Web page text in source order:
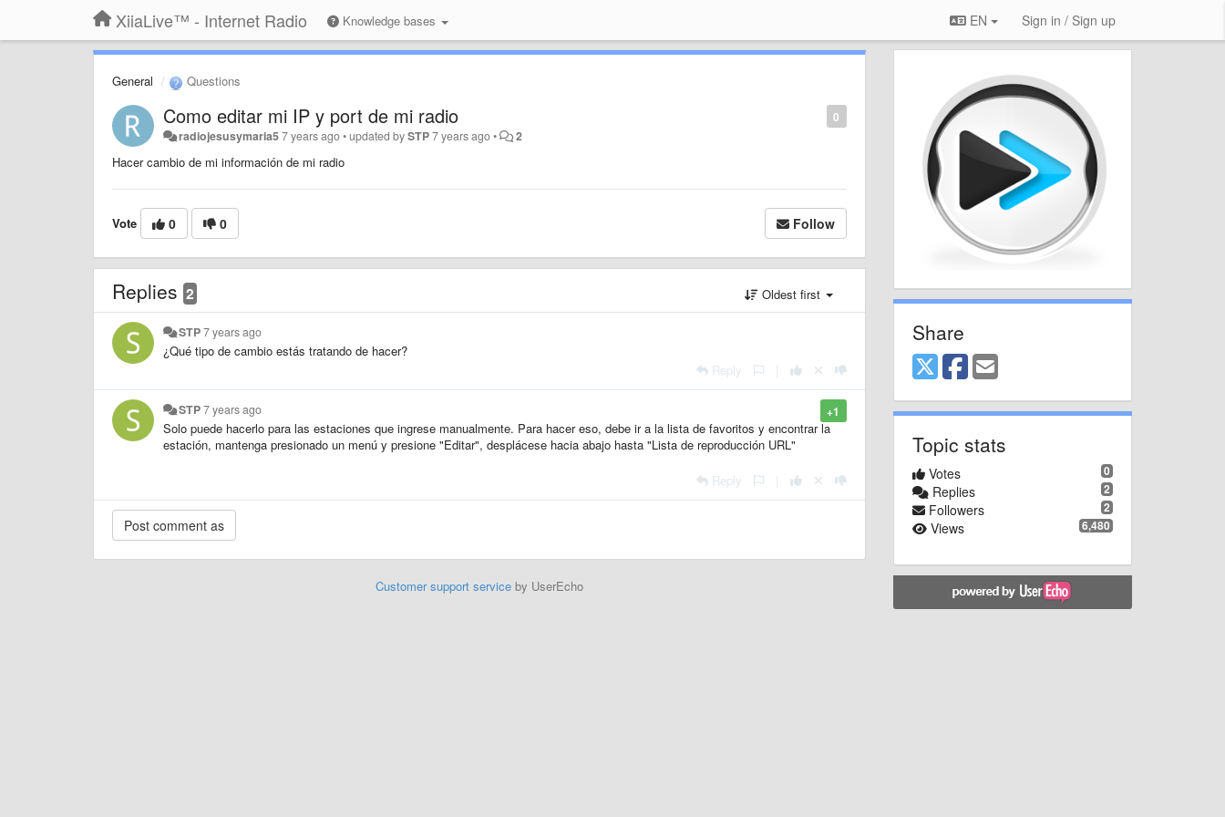
XiiaLive™ - Internet Radio Knowledge bases EN Sign in / Sign up
General Questions
0
Como editar mi IP y port de mi radio
radiojesusymaria57 years ago•updated bySTP7 years ago• 2
Hacer cambio de mi información de mi radio
Vote 0 0 Follow
Replies 2 Oldest first
STP7 years ago
¿Qué tipo de cambio estás tratando de hacer?
Reply
+1
STP7 years ago
Solo puede hacerlo para las estaciones que ingrese manualmente. Para hacer eso, debe ir a la lista de favoritos y encontrar la
estación, mantenga presionado un menú y presione "Editar", desplácese hacia abajo hasta "Lista de reproducción URL"
Reply
Customer support serviceby UserEcho
Share
Topic stats
0
Votes
2
Replies
2
Followers
6,480
Views